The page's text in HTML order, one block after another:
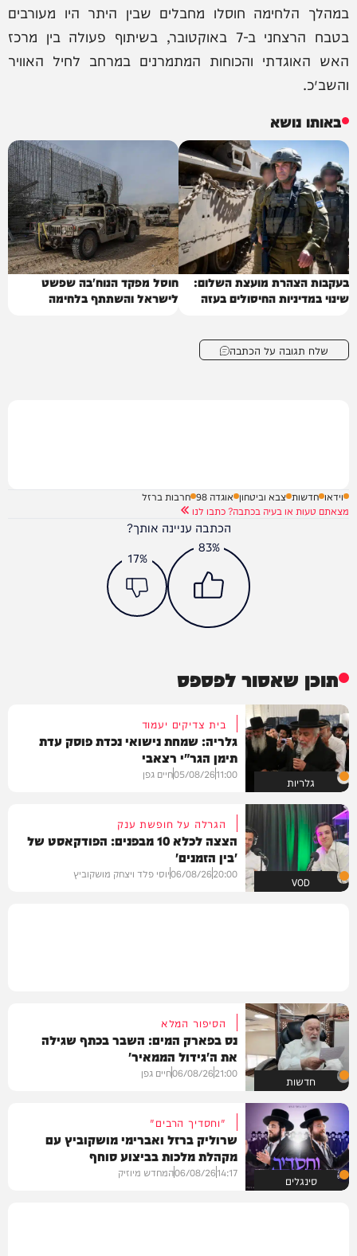
במהלך הלחימה חוסלו מחבלים שבין היתר היו מעורבים
בטבח הרצחני ב-7 באוקטובר, בשיתוף פעולה בין מרכז
האש האוגדתי והכוחות המתמרנים במרחב לחיל האוויר
והשב״כ.
באותו נושא
בעקבות הצהרת מועצת השלום:
שינוי במדיניות החיסולים בעזה
חוסל מפקד הנוח'בה שפשט
לישראל והשתתף בלחימה
שלח תגובה על הכתבה
וידאו חדשות צבא וביטחון אוגדה 98
חרבות ברזל
מצאתם טעות או בעיה בכתבה? כתבו לנו
הכתבה עניינה אותך?
83%
17%
תוכן שאסור לפספס
גלריות
בית צדיקים יעמוד
גלריה: שמחת נישואי נכדת פוסק עדת
תימן הגר"י רצאבי
11:00
05/08/26חיים גפן
VOD
הגרלה על חופשת ענק
הצצה לכלא 10 מבפנים: הפודקאסט של
'בין הזמנים'
20:00
06/08/26יוסי פלד ויצחק מושקוביץ
חדשות
הסיפור המלא
נס בפארק המים: השבר בכתף שגילה
את ה'גידול הממאיר'
21:00
06/08/26חיים גפן
סינגלים
"וחסדיך הרבים"
שרוליק ברזל ואברימי מושקוביץ עם
מקהלת מלכות בביצוע סוחף
14:17
06/08/26המחדש מיוזיק